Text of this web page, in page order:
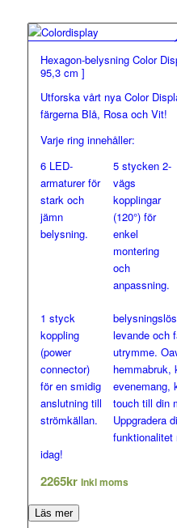
Hexagon-belysning Color
95,3 cm ]
Utforska vårt nya Color
färgerna Blå, Rosa och Vit!
Varje ring innehåller:
6 LED-
armaturer för
stark och
jämn
belysning.
5 stycken 2-
vägs
kopplingar
(120°) för
enkel
montering
och
anpassning.
1 styck
koppling
(power
connector)
för en smidig
anslutning till
strömkällan.
levande och
utrymme.
hemmabruk,
evenemang,
touch till din
Uppgradera
funktionalitet
idag!
2265kr Inkl moms
Läs mer